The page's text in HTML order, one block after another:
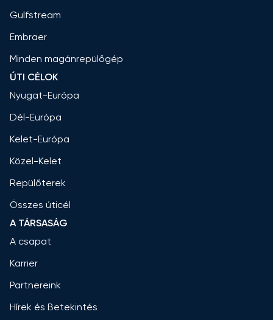
Gulfstream
Embraer
Minden magánrepülőgép
ÚTI CÉLOK
Nyugat-Európa
Dél-Európa
Kelet-Európa
Közel-Kelet
Repülőterek
Összes úticél
A TÁRSASÁG
A csapat
Karrier
Partnereink
Hírek és Betekintés